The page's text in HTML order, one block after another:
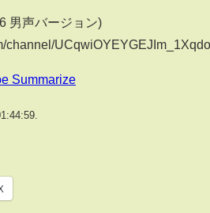
男声バージョン)
channel/
Summarize